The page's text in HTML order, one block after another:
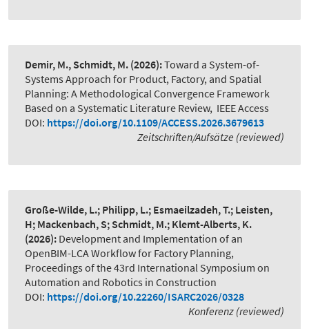
Demir, M., Schmidt, M. (2026):Toward a System-of-
Systems Approach for Product, Factory, and Spatial
Planning: A Methodological Convergence Framework
Based on a Systematic Literature Review, IEEE Access
DOI: https://doi.org/10.1109/ACCESS.2026.3679613
Zeitschriften/Aufsätze (reviewed)
Große-Wilde, L.; Philipp, L.; Esmaeilzadeh, T.; Leisten,
H; Mackenbach, S; Schmidt, M.; Klemt-Alberts, K.
(2026): Development and Implementation of an
OpenBIM-LCA Workflow for Factory Planning,
Proceedings of the 43rd International Symposium on
Automation and Robotics in Construction
DOI: https://doi.org/10.22260/ISARC2026/0328
Konferenz (reviewed)